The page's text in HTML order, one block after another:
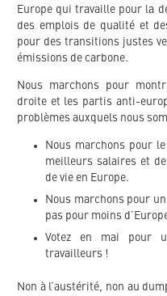
Europe qui travaille pour la
des emplois de qualité et
pour des transitions justes
émissions de carbone.
Nous marchons pour
droite et les partis anti-
problèmes auxquels nous
Nous marchons pour
meilleurs salaires et
de vie en Europe.
Nous marchons pour
pas pour moins
Votez en mai pour
travailleurs !
Non à l’austérité, non au